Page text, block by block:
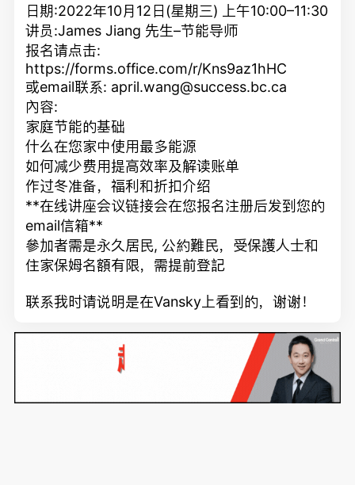
日期:2022年10月12日(星期三) 上午10:00–11:30
讲员:James Jiang 先生–节能导师
报名请点击:
https://forms.office.com/r/Kns9az1hHC
或email联系: april.wang@success.bc.ca
內容:
家庭节能的基础
什么在您家中使用最多能源
如何减少费用提高效率及解读账单
作过冬准备，福利和折扣介绍
**在线讲座会议链接会在您报名注册后发到您的
email信箱**
參加者需是永久居民, 公約難民，受保護人士和
住家保姆名額有限，需提前登記
联系我时请说明是在Vansky上看到的，谢谢！